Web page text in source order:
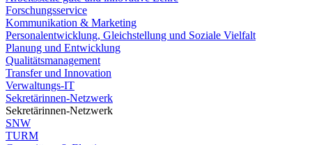
Forschungsservice
Kommunikation & Marketing
Personalentwicklung, Gleichstellung und Soziale Vielfalt
Planung und Entwicklung
Qualitätsmanagement
Transfer und Innovation
Verwaltungs-IT
Sekretärinnen-Netzwerk
Sekretärinnen-Netzwerk
SNW
TURM